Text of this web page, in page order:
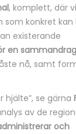
, komplett, där vi
konkret kan
existerande
en
nå, samt
hjälte”, se gärna
av de
och